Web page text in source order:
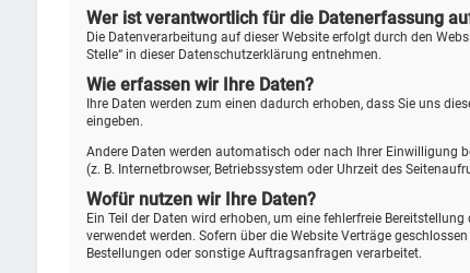
Wer ist verantwortlich für die Datenerfassung
Die Datenverarbeitung auf dieser Website erfolgt durch den
Stelle“ in dieser Datenschutzerklärung entnehmen.
Wie erfassen wir Ihre Daten?
Ihre Daten werden zum einen dadurch erhoben, dass Sie uns
eingeben.
Andere Daten werden automatisch oder nach Ihrer Einwilligung
(z. B. Internetbrowser, Betriebssystem oder Uhrzeit des
Wofür nutzen wir Ihre Daten?
Ein Teil der Daten wird erhoben, um eine fehlerfreie
verwendet werden. Sofern über die Website Verträge
Bestellungen oder sonstige Auftragsanfragen verarbeitet.